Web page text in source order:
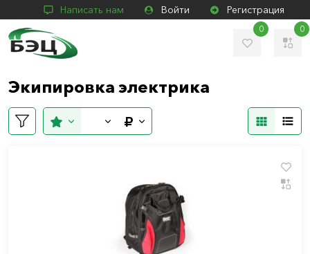
Написать нам Войти Регистрация
0 0
Экипировка электрика